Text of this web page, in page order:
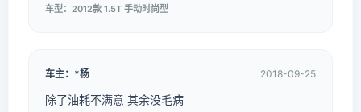
车型：2012款 1.5T 手动时尚型
车主：*杨 2018-09-25
除了油耗不满意 其余没毛病